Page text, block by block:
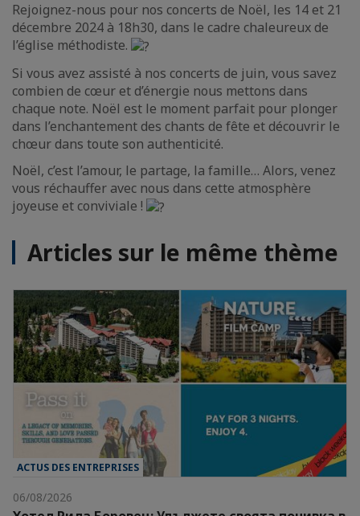
Rejoignez-nous pour nos concerts de Noël, les 14 et 21
décembre 2024 à 18h30, dans le cadre chaleureux de
l’église méthodiste.
Si vous avez assisté à nos concerts de juin, vous savez
combien de cœur et d’énergie nous mettons dans
chaque note. Noël est le moment parfait pour plonger
dans l’enchantement des chants de fête et découvrir le
chœur dans toute son authenticité.
Noël, c’est l’amour, le partage, la famille… Alors, venez
vous réchauffer avec nous dans cette atmosphère
joyeuse et conviviale !
Articles sur le même thème
ACTUS DES ENTREPRISES
06/08/2026